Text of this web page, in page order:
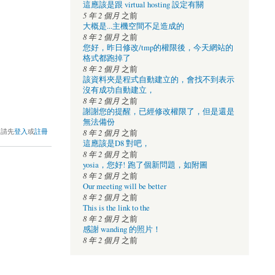
先登入或註冊
這應該是跟 virtual hosting 設定有關
5 年 2 個月之前
大概是...主機空間不足造成的
8 年 2 個月之前
您好，昨日修改/tmp的權限後，今天網站的
格式都跑掉了
8 年 2 個月之前
該資料夾是程式自動建立的，會找不到表示
沒有成功自動建立，
8 年 2 個月之前
謝謝您的提醒，已經修改權限了，但是還是
無法備份
8 年 2 個月之前
這應該是D8 對吧，
8 年 2 個月之前
yosia，您好! 跑了個新問題，如附圖
8 年 2 個月之前
Our meeting will be better
8 年 2 個月之前
This is the link to the
8 年 2 個月之前
感謝 wanding 的照片！
8 年 2 個月之前